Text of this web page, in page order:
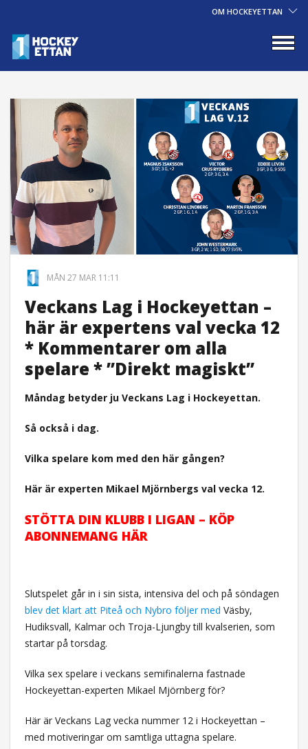
OM HOCKEYETTAN
MÅN 27 MAR 11:11
Veckans Lag i Hockeyettan –
här är expertens val vecka 12
* Kommentarer om alla
spelare * ”Direkt magiskt”
Måndag betyder ju Veckans Lag i Hockeyettan.
Så också i dag.
Vilka spelare kom med den här gången?
Här är experten Mikael Mjörnbergs val vecka 12.
STÖTTA DIN KLUBB I LIGAN – KÖP
ABONNEMANG HÄR
Slutspelet går in i sin sista, intensiva del och på söndagen
blev det klart att Piteå och Nybro följer med Väsby,
Hudiksvall, Kalmar och Troja-Ljungby till kvalserien, som
startar på torsdag.
Vilka sex spelare i veckans semifinalerna fastnade
Hockeyettan-experten Mikael Mjörnberg för?
Här är Veckans Lag vecka nummer 12 i Hockeyettan –
med motiveringar om samtliga uttagna spelare.